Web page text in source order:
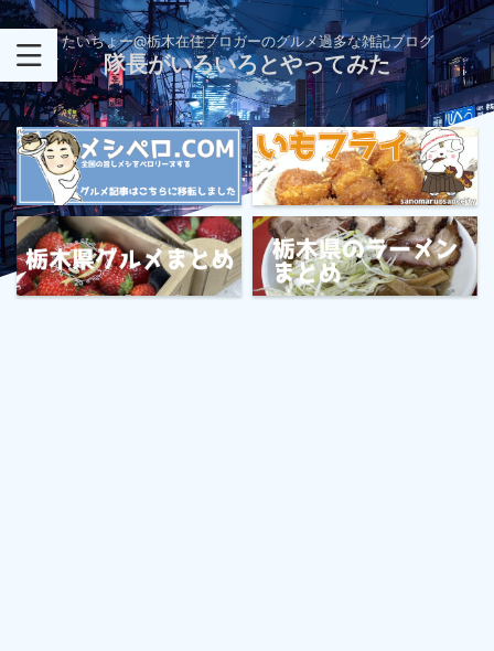
たいちょー@栃木在住ブロガーのグルメ過多な雑記ブログ
隊長がいろいろとやってみた